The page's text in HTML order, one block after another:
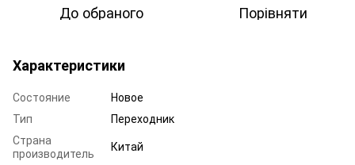
До обраного Порівняти
Характеристики
Состояние
Новое
Тип
Переходник
Страна
производитель
Китай